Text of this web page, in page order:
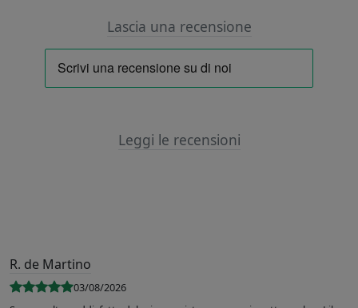
Lascia una recensione
Leggi le recensioni
R. de Martino
03/08/2026